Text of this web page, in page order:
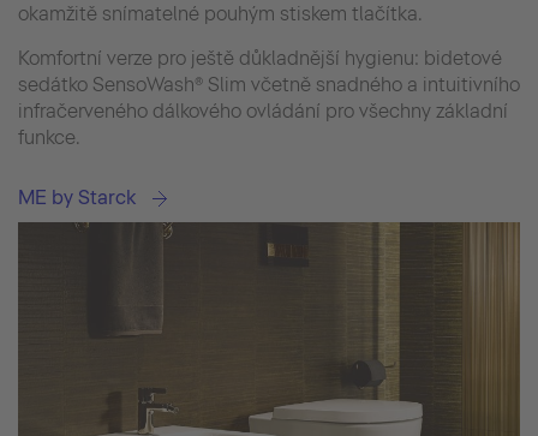
okamžitě snímatelné pouhým stiskem tlačítka.
Komfortní verze pro ještě důkladnější hygienu: bidetové
sedátko SensoWash® Slim včetně snadného a intuitivního
infračerveného dálkového ovládání pro všechny základní
funkce.
ME by Starck